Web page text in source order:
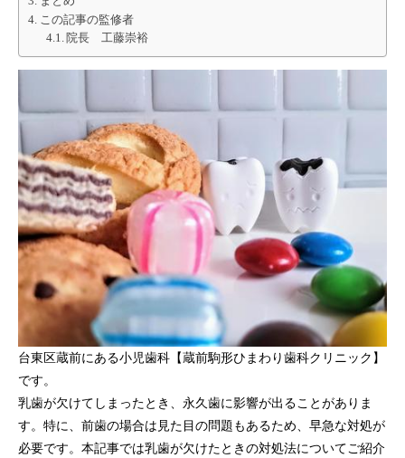
この記事の監修者
院長 工藤崇裕
台東区蔵前にある小児歯科【蔵前駒形ひまわり歯科クリニック】
です。
乳歯が欠けてしまったとき、永久歯に影響が出ることがありま
す。特に、前歯の場合は見た目の問題もあるため、早急な対処が
必要です。本記事では乳歯が欠けたときの対処法についてご紹介